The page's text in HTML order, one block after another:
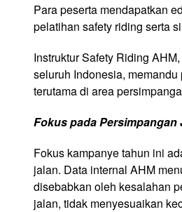
Para peserta mendapatkan
pelatihan safety riding serta
Instruktur Safety Riding
seluruh Indonesia,
terutama di area
Fokus pada Persimpangan
Fokus kampanye tahun ini
jalan. Data internal AHM
disebabkan oleh kesalahan
jalan, tidak menyesuaikan